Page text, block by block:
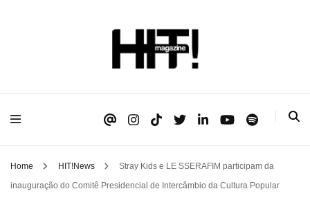
HIT!Magazine
Home HIT!News
Stray Kids e LE SSERAFIM participam da
inauguração do Comitê Presidencial de Intercâmbio da Cultura Popular